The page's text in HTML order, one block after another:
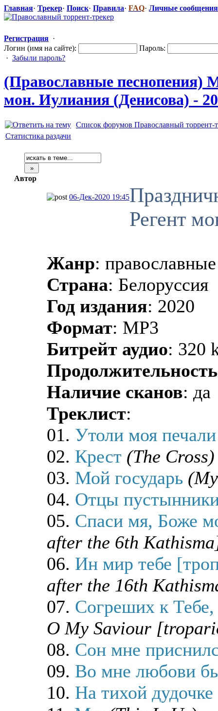
Главная· Трекер· Поиск· Правила· FAQ· Личные сообщения
Регистрация ·
Логин (имя на сайте):
Пароль:
· Забыли пароль?
(Православные песнопения)
мон. Иулиания (Денисова) -
Список форумов Православный торрент-
Статистика раздачи
Автор
06-Дек-2020 19:45
Регент
Жанр:
Страна: Белоруссия
Год издания: 2020
Формат: MP3
Битрейт аудио: 320
Продолжительность
Наличие сканов: да
Треклист:
01. Утоли моя печали
02. Крест (The Cross)
03. Мой государь
04. Отцы
05. Спаси мя, Боже
after the 6th
06. Ин мир тебе
after the 16th
07. Согреших к
O My Saviour
08. Сон мне
09. Во мне любови
10. На тихой